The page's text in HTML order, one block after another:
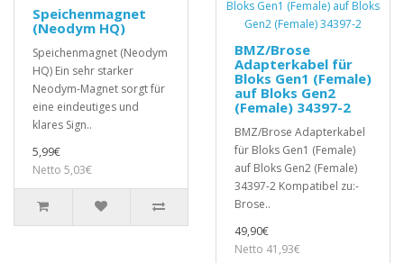
Speichenmagnet
(Neodym HQ)
Speichenmagnet (Neodym
HQ) Ein sehr starker
Neodym-Magnet sorgt für
eine eindeutiges und
klares Sign..
5,99€
Netto 5,03€
BMZ/Brose
Adapterkabel für
Bloks Gen1 (Female)
auf Bloks Gen2
(Female) 34397-2
BMZ/Brose Adapterkabel
für Bloks Gen1 (Female)
auf Bloks Gen2 (Female)
34397-2 Kompatibel zu:-
Brose..
49,90€
Netto 41,93€